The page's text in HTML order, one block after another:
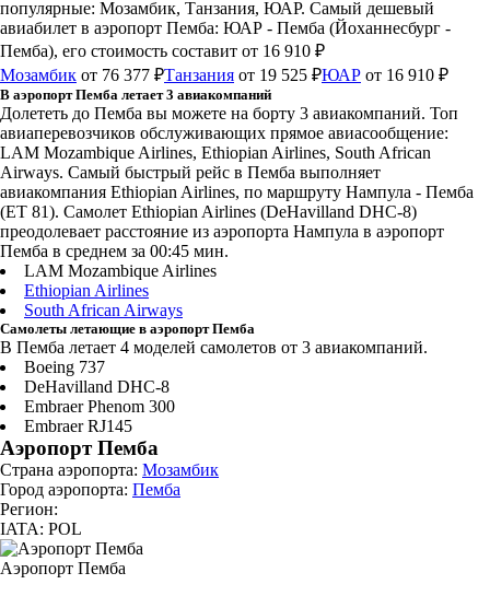
популярные: Мозамбик, Танзания, ЮАР. Самый дешевый
авиабилет в аэропорт Пемба: ЮАР - Пемба (Йоханнесбург -
Пемба), его стоимость составит от 16 910 ₽
Мозамбик от 76 377 ₽Танзания от 19 525 ₽ЮАР от 16 910 ₽
В аэропорт Пемба летает 3 авиакомпаний
Долететь до Пемба вы можете на борту 3 авиакомпаний. Топ
авиаперевозчиков обслуживающих прямое авиасообщение:
LAM Mozambique Airlines, Ethiopian Airlines, South African
Airways. Самый быстрый рейс в Пемба выполняет
авиакомпания Ethiopian Airlines, по маршруту Нампула - Пемба
(ET 81). Самолет Ethiopian Airlines (DeHavilland DHC-8)
преодолевает расстояние из аэропорта Нампула в аэропорт
Пемба в среднем за 00:45 мин.
LAM Mozambique Airlines
Ethiopian Airlines
South African Airways
Самолеты летающие в аэропорт Пемба
В Пемба летает 4 моделей самолетов от 3 авиакомпаний.
Boeing 737
DeHavilland DHC-8
Embraer Phenom 300
Embraer RJ145
Аэропорт Пемба
Страна аэропорта: Мозамбик
Город аэропорта: Пемба
Регион:
IATA: POL
Аэропорт Пемба